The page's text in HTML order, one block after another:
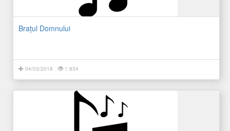
Braţul Domnului
04/03/2018 1.834